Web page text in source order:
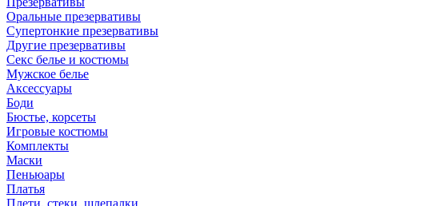
Оральные презервативы
Супертонкие презервативы
Другие презервативы
Секс белье и костюмы
Мужское белье
Аксессуары
Боди
Бюстье, корсеты
Игровые костюмы
Комплекты
Маски
Пеньюары
Платья
Плети, стеки, шлепалки